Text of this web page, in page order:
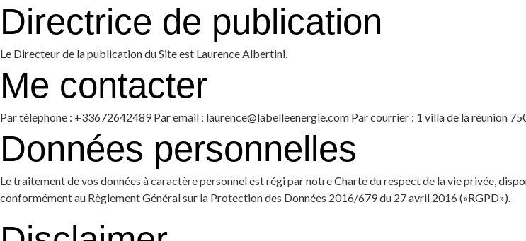
Directrice de publication
Le Directeur de la publication du Site est Laurence Albertini.
Me contacter
Par téléphone : +33672642489 Par email : laurence@labelleenergie.com Par courrier : 1 villa de la réunion
Données personnelles
Le traitement de vos données à caractère personnel est régi par notre Charte du respect de la vie privée,
conformément au Règlement Général sur la Protection des Données 2016/679 du 27 avril 2016 («RGPD»).